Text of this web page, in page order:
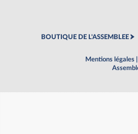
BOUTIQUE DE L'ASSEMBLEE
Mentions légales